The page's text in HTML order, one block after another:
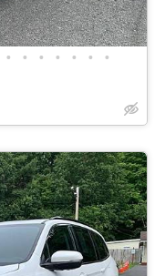
• • • • • • •